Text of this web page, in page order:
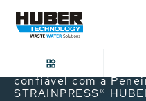
Home
Produção
confiável com a
STRAINPRESS®